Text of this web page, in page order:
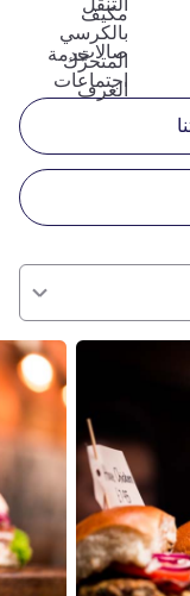
بالكرسي
المتحرّك
مكيف
صالات
اجتماعات
خدمة
الغرف
راجع